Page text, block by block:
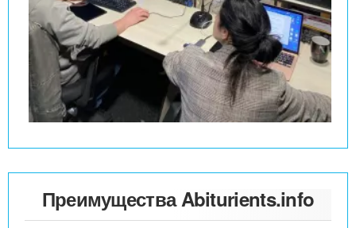
Преимущества Abiturients.info